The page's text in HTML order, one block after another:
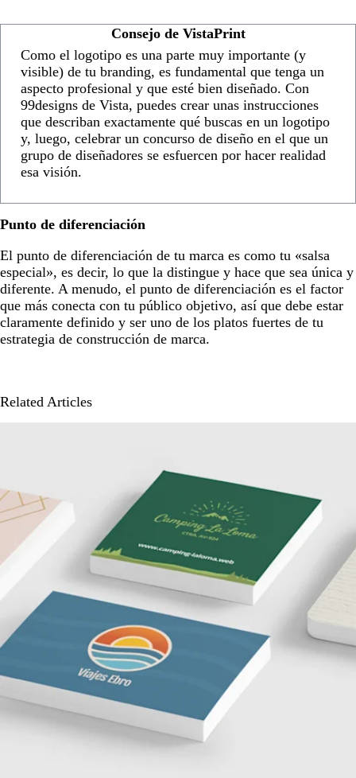
Consejo de VistaPrint
Como el logotipo es una parte muy importante (y
visible) de tu branding, es fundamental que tenga un
aspecto profesional y que esté bien diseñado. Con
99designs de Vista, puedes crear unas instrucciones
que describan exactamente qué buscas en un logotipo
y, luego, celebrar un concurso de diseño en el que un
grupo de diseñadores se esfuercen por hacer realidad
esa visión.
Punto de diferenciación
El punto de diferenciación de tu marca es como tu «salsa
especial», es decir, lo que la distingue y hace que sea única y
diferente. A menudo, el punto de diferenciación es el factor
que más conecta con tu público objetivo, así que debe estar
claramente definido y ser uno de los platos fuertes de tu
estrategia de construcción de marca.
Related Articles